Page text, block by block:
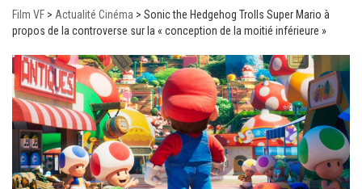
Film VF > Actualité Cinéma > Sonic the Hedgehog Trolls Super Mario à
propos de la controverse sur la « conception de la moitié inférieure »